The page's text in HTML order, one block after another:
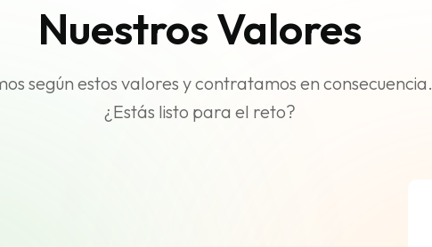
Nuestros Valores
según estos valores y contratamos en consecuencia.
¿Estás listo para el reto?